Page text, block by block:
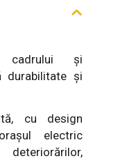
cadrului și
durabilitate și
cu design
electric